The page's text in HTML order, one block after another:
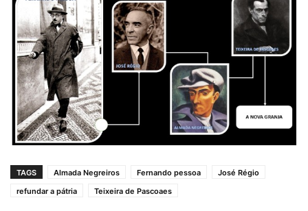
TAGS Almada Negreiros Fernando pessoa
José Régio
refundar a pátria
Teixeira de Pascoaes